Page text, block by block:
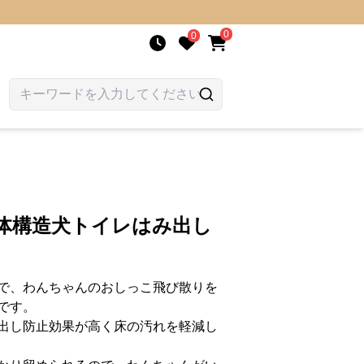
0 0
構造犬トイレはみ出し
、わんちゃんのおしっこ飛び散りを
す。
し防止効果が高く床の汚れを軽減し